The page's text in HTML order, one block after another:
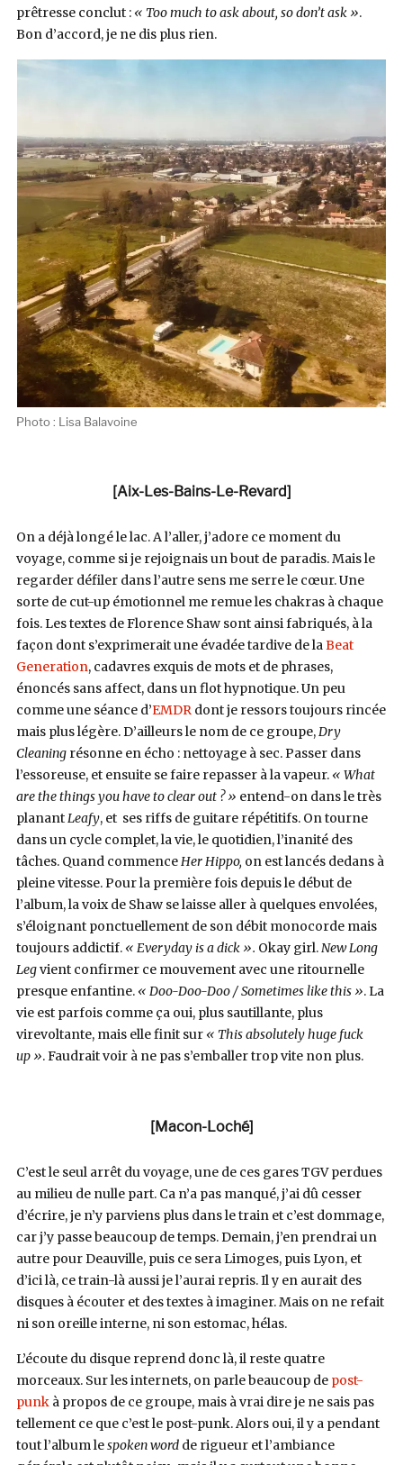
prêtresse conclut : « Too much to ask about, so don’t ask ».
Bon d’accord, je ne dis plus rien.
Photo : Lisa Balavoine
[Aix-Les-Bains-Le-Revard]
On a déjà longé le lac. A l’aller, j’adore ce moment du
voyage, comme si je rejoignais un bout de paradis. Mais le
regarder défiler dans l’autre sens me serre le cœur. Une
sorte de cut-up émotionnel me remue les chakras à chaque
fois. Les textes de Florence Shaw sont ainsi fabriqués, à la
façon dont s’exprimerait une évadée tardive de laBeat
Generation, cadavres exquis de mots et de phrases,
énoncés sans affect, dans un flot hypnotique. Un peu
comme une séance d’EMDRdont je ressors toujours rincée
mais plus légère. D’ailleurs le nom de ce groupe,Dry
Cleaningrésonne en écho : nettoyage à sec. Passer dans
l’essoreuse, et ensuite se faire repasser à la vapeur.« What
are the things you have to clear out ? » entend-on dans le très
planantLeafy, et ses riffs de guitare répétitifs. On tourne
dans un cycle complet, la vie, le quotidien, l’inanité des
tâches. Quand commenceHer Hippo, on est lancés dedans à
pleine vitesse. Pour la première fois depuis le début de
l’album, la voix de Shaw se laisse aller à quelques envolées,
s’éloignant ponctuellement de son débit monocorde mais
toujours addictif. « Everyday is a dick ». Okay girl.New Long
Legvient confirmer ce mouvement avec une ritournelle
presque enfantine. « Doo-Doo-Doo / Sometimes like this ». La
vie est parfois comme ça oui, plus sautillante, plus
virevoltante, mais elle finit sur « This absolutely huge fuck
up ». Faudrait voir à ne pas s’emballer trop vite non plus.
[Macon-Loché]
C’est le seul arrêt du voyage, une de ces gares TGV perdues
au milieu de nulle part. Ca n’a pas manqué, j’ai dû cesser
d’écrire, je n’y parviens plus dans le train et c’est dommage,
car j’y passe beaucoup de temps. Demain, j’en prendrai un
autre pour Deauville, puis ce sera Limoges, puis Lyon, et
d’ici là, ce train-là aussi je l’aurai repris. Il y en aurait des
disques à écouter et des textes à imaginer. Mais on ne refait
ni son oreille interne, ni son estomac, hélas.
L’écoute du disque reprend donc là, il reste quatre
morceaux. Sur les internets, on parle beaucoup de post-
punkà propos de ce groupe, mais à vrai dire je ne sais pas
tellement ce que c’est le post-punk. Alors oui, il y a pendant
tout l’album lespoken wordde rigueur et l’ambiance